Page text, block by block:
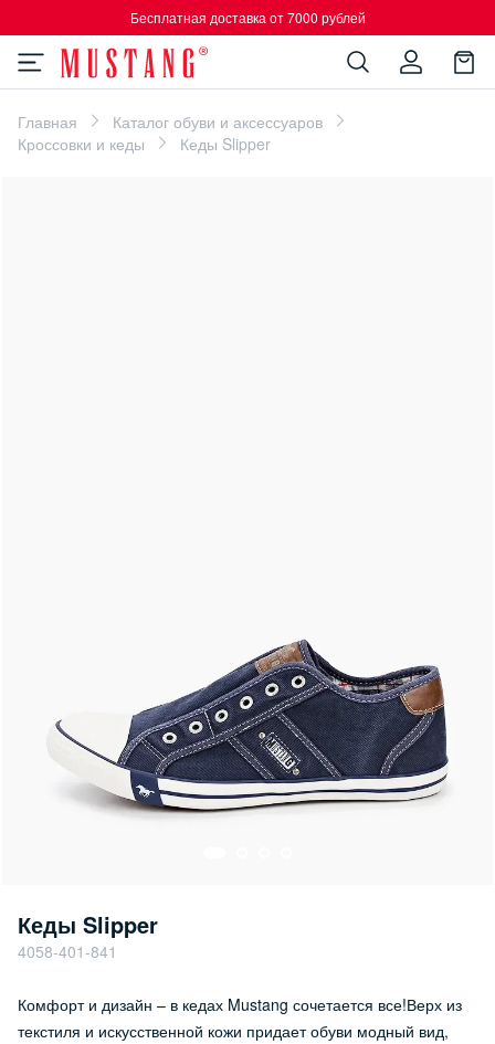
Бесплатная доставка от 7000 рублей
Главная
Каталог обуви и аксессуаров
Кроссовки и кеды
Кеды Slipper
Кеды Slipper
4058-401-841
Комфорт и дизайн – в кедах Mustang сочетается все!Верх из
текстиля и искусственной кожи придает обуви модный вид,